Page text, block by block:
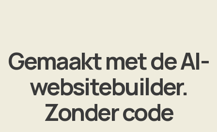
Gemaakt met de AI-
websitebuilder.
Zonder code